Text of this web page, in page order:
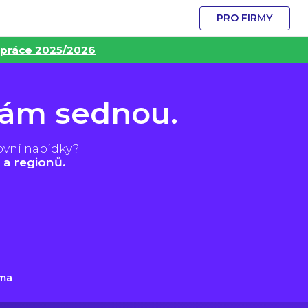
PRO FIRMY
2025/2026
sednou.
nabídky?
regionů.